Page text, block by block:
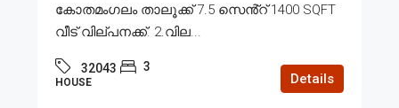
കോതമംഗലം താലൂക്ക് 7.5 സെൻ്റ് 1400 SQFT
വീട് വില്പനക്ക്. 2.വില...
32043 3
HOUSE Details